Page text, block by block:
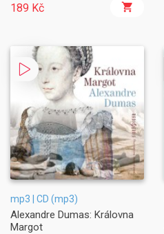
189 Kč
mp3 | CD (mp3)
Alexandre Dumas: Královna
Margot